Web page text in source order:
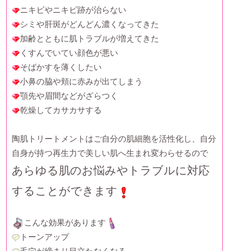
ニキビやニキビ跡が治らない
シミや肝斑がどんどん濃くなってきた
加齢とともに肌トラブルが増えてきた
くすんでいてい顔色が悪い
そばかすを薄くしたい
小鼻の脇や頬に赤みが出てしまう
顎先や眉間などがざらつく
乾燥してカサカサする
陶肌トリートメントはご自分の肌細胞を活性化し、自分
自身が持つ再生力で美しい肌へ生まれ変わらせるので
あらゆる肌のお悩みやトラブルに対応
することができます
こんな効果があります
トーンアップ